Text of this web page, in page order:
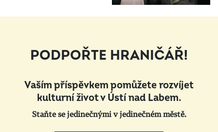
PODPOŘTE HRANIČÁŘ!
Vaším příspěvkem pomůžete rozvíjet
kulturní život v Ústí nad Labem.
Staňte se jedinečnými v jedinečném městě.